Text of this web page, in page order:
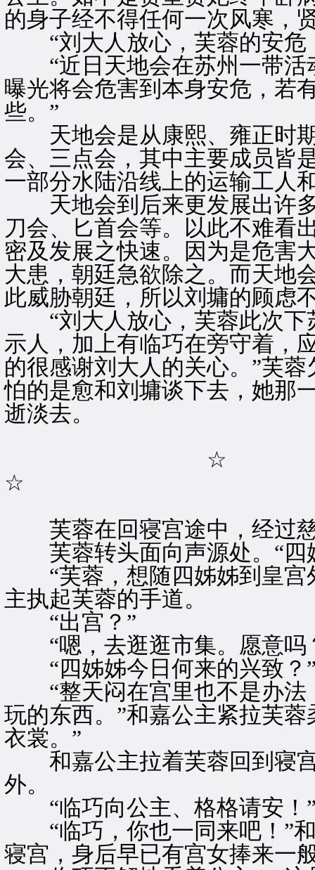
的身子经不得任何一次风寒，
“刘大人放心，芙蓉的安危
“近日天地会在苏州一带活
曝光将会危害到本身安危，若
些。”
天地会是从康熙、雍正时期
会、三点会，其中主要成员皆
一部分水陆沿线上的运输工人
天地会到后来更发展出许多
刀会、匕首会等。以此不难看
密及发展之快速。因为是危害
大患，朝廷急欲除之。而天地
此威胁朝廷，所以刘墉的顾虑
“刘大人放心，芙蓉此次下
示人，加上有临巧在旁守着，
的很感谢刘大人的关心。”芙
怕的是愈和刘墉谈下去，她那
逝淡去。
☆
☆
芙蓉在回寝宫途中，经过慈
芙蓉转头面向声源处。“四
“芙蓉，想随四姊姊到皇宫
主执起芙蓉的手道。
“出宫？”
“嗯，去逛逛市集。愿意吗
“四姊姊今日何来的兴致？
“整天闷在宫里也不是办法
玩的东西。”和嘉公主紧拉芙
衣裳。”
和嘉公主拉着芙蓉回到寝宫
外。
“临巧向公主、格格请安！
“临巧，你也一同来吧！”和
寝宫，身后早已有宫女捧来一